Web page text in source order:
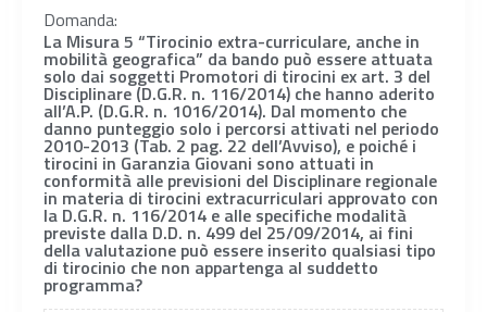
Domanda:
La Misura 5 “Tirocinio extra-curriculare, anche in
mobilità geografica” da bando può essere attuata
solo dai soggetti Promotori di tirocini ex art. 3 del
Disciplinare (D.G.R. n. 116/2014) che hanno aderito
all’A.P. (D.G.R. n. 1016/2014). Dal momento che
danno punteggio solo i percorsi attivati nel periodo
2010-2013 (Tab. 2 pag. 22 dell’Avviso), e poiché i
tirocini in Garanzia Giovani sono attuati in
conformità alle previsioni del Disciplinare regionale
in materia di tirocini extracurriculari approvato con
la D.G.R. n. 116/2014 e alle specifiche modalità
previste dalla D.D. n. 499 del 25/09/2014, ai fini
della valutazione può essere inserito qualsiasi tipo
di tirocinio che non appartenga al suddetto
programma?